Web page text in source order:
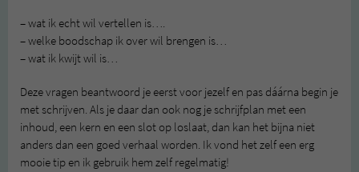
– wat ik echt wil vertellen is….
– welke boodschap ik over wil brengen is…
– wat ik kwijt wil is…
Deze vragen beantwoord je eerst voor jezelf en pas dáárna begin je
met schrijven. Als je daar dan ook nog je schrijfplan met een
inhoud, een kern en een slot op loslaat, dan kan het bijna niet
anders dan een goed verhaal worden. Ik vond het zelf een erg
mooie tip en ik gebruik hem zelf regelmatig!